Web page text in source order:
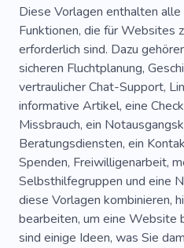
Beratung
Psychologe
Therapie
Psychische
Vertrauen
Beratung
Ruhig
Psychologie
Diese Vorlagen enthalten
Funktionen, die für Websites
erforderlich sind. Dazu
sicheren Fluchtplanung,
vertraulicher Chat-Support,
informative Artikel, eine
Missbrauch, ein
Beratungsdiensten, ein
Spenden, Freiwilligenarbeit,
Selbsthilfegruppen und eine
diese Vorlagen kombinieren,
bearbeiten, um eine Website
sind einige Ideen, was Sie